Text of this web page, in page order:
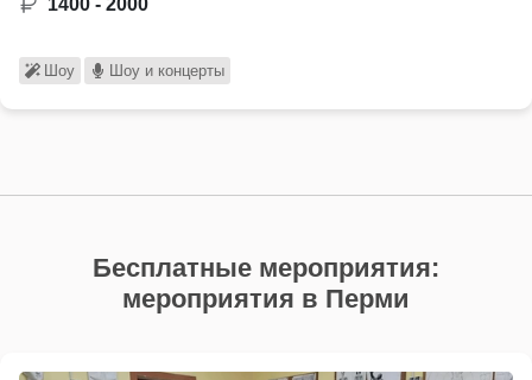
1400 - 2000
Шоу Шоу и концерты
Бесплатные мероприятия:
мероприятия в Перми